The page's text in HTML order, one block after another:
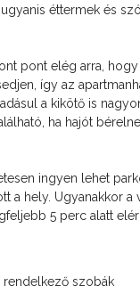
éttermek és
pont elég arra,
így az
a kikötő is
ha hajót
ingyen lehet
a hely. Ugyanakkor a
5 perc alatt
rendelkező szobák